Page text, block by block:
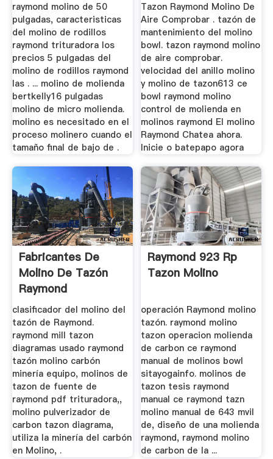
raymond molino de 50
pulgadas, caracteristicas
del molino de rodillos
raymond trituradora los
precios 5 pulgadas del
molino de rodillos raymond
las . ... molino de molienda
bertkelly16 pulgadas
molino de micro molienda.
molino es necesitado en el
proceso molinero cuando el
tamaño final de bajo de .
Tazon Raymond Molino De
Aire Comprobar . tazón de
mantenimiento del molino
bowl. tazon raymond molino
de aire comprobar.
velocidad del anillo molino
y molino de tazon613 ce
bowl raymond molino
control de molienda en
molinos raymond El molino
Raymond Chatea ahora.
Inicie o batepapo agora
Fabricantes De
Molino De Tazón
Raymond
clasificador del molino del
tazón de Raymond.
raymond mill tazon
diagramas usado raymond
tazón molino carbón
minería equipo, molinos de
tazon de fuente de
raymond pdf trituradora,,
molino pulverizador de
carbon tazon diagrama,
utiliza la minería del carbón
en Molino, .
Raymond 923 Rp
Tazon Molino
operación Raymond molino
tazón. raymond molino
tazon operacion molienda
de carbon ce raymond
manual de molinos bowl
sitayogainfo. molinos de
tazon tesis raymond
manual ce raymond tazn
molino manual de 643 mvil
de, diseño de una molienda
raymond, raymond molino
de carbon de la ...